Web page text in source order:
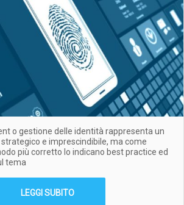
o gestione delle identità rappresenta un
e imprescindibile, ma come
più corretto lo indicano best practice ed
tema
LEGGI SUBITO